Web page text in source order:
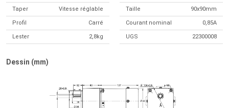
Taper Vitesse réglable Taille 90x90mm
Profil Carré Courant nominal 0,85A
Lester 2,8kg UGS 22300008
Dessin (mm)